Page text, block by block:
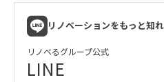
リノベーションをもっと知
リノベるグループ公式
LINE